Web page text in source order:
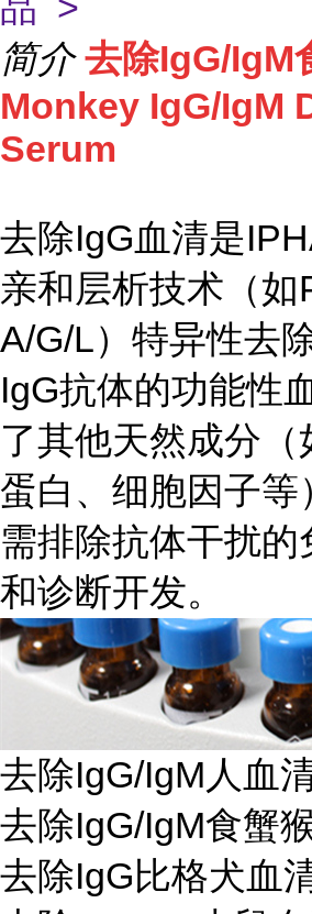
简介 去除IgG/IgM
Monkey IgG/IgM
Serum
去除IgG血清是
亲和层析技术（如
A/G/L）特异性去
IgG抗体的功能性
了其他天然成分（
蛋白、细胞因子等
需排除抗体干扰的
和诊断开发。
去除IgG/IgM人血
去除IgG/IgM食蟹
去除IgG比格犬血